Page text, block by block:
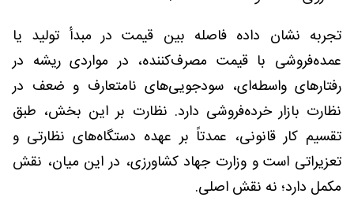
تجربه نشان داده فاصله بین قیمت در مبدأ تولید یا
عمده‌فروشی با قیمت مصرف‌کننده، در مواردی ریشه در
رفتارهای واسطه‌ای، سودجویی‌های نامتعارف و ضعف در
نظارت بازار خرده‌فروشی دارد. نظارت بر این بخش، طبق
تقسیم کار قانونی، عمدتاً بر عهده دستگاه‌های نظارتی و
تعزیراتی است و وزارت جهاد کشاورزی، در این میان، نقش
مکمل دارد؛ نه نقش اصلی.